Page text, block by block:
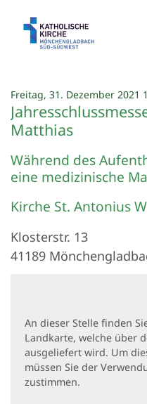
Freitag, 31. Dezember 2021
Matthias
Während des
eine medizinische
Kirche St. Antonius
Klosterstr. 13
41189
An dieser Stelle finden
Landkarte, welche über
ausgeliefert wird. Um
müssen Sie der
zustimmen.